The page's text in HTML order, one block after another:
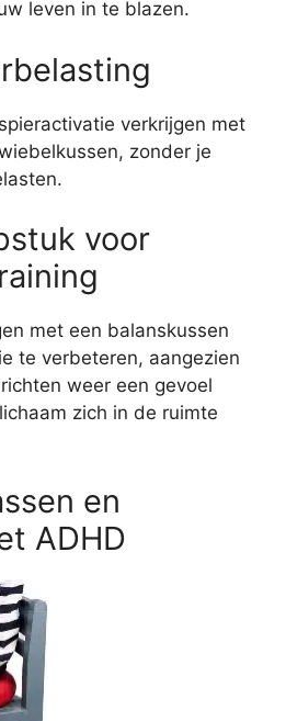
leven in te blazen.
verkrijgen met
zonder je
voor
met een balanskussen
te verbeteren, aangezien
weer een gevoel
zich in de ruimte
en
ADHD